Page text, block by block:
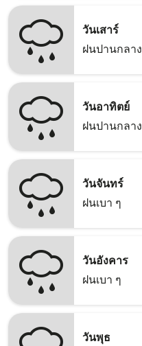
วันเสาร์
ฝนปานกลาง
วันอาทิตย์
ฝนปานกลาง
วันจันทร์
ฝนเบา ๆ
วันอังคาร
ฝนเบา ๆ
วันพุธ